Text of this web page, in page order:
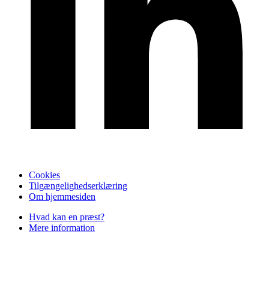
Cookies
Tilgængelighedserklæring
Om hjemmesiden
Hvad kan en præst?
Mere information